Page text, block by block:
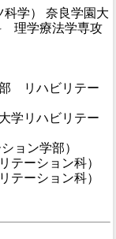
学） 奈良学園大
理学療法学専攻
部 リハビリテー
学リハビリテー
ョン学部）
ーション科）
ーション科）